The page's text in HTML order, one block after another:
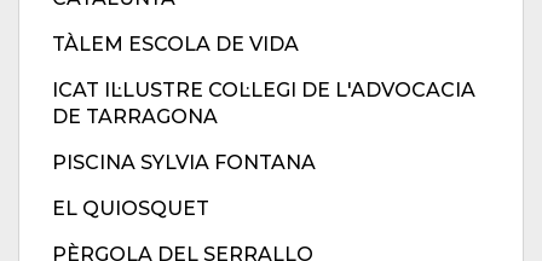
TÀLEM ESCOLA DE VIDA
ICAT IL·LUSTRE COL·LEGI DE L'ADVOCACIA
DE TARRAGONA
PISCINA SYLVIA FONTANA
EL QUIOSQUET
PÈRGOLA DEL SERRALLO